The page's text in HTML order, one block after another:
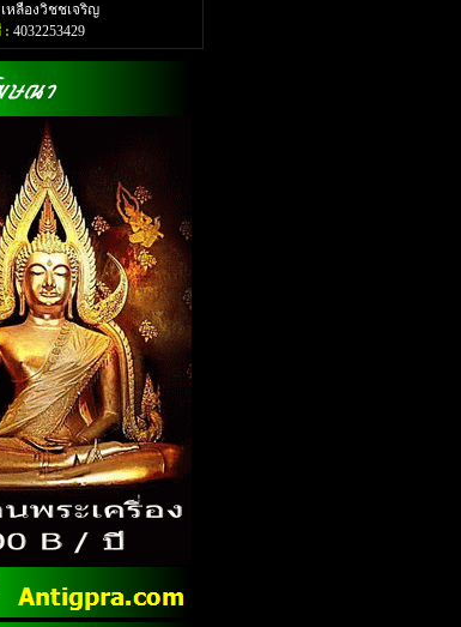
หลืองวิชชเจริญ
: 4032253429